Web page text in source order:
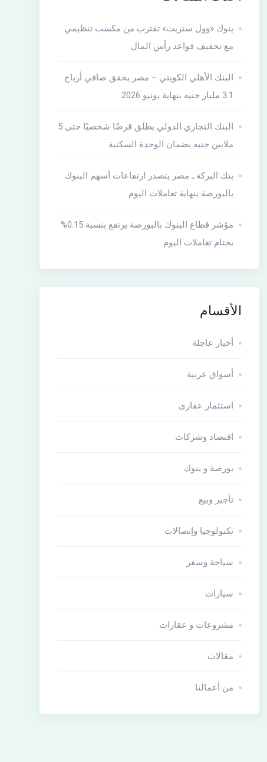
بنوك «وول ستريت» تقترب من مكسب تنظيمي
مع تخفيف قواعد رأس المال
البنك الأهلي الكويتي – مصر يحقق صافي أرباح
3.1 مليار جنيه بنهاية يونيو 2026
البنك التجاري الدولي يطلق قرضًا شخصيًا حتى 5
ملايين جنيه بضمان الوحدة السكنية
بنك البركة ـ مصر يتصدر ارتفاعات أسهم البنوك
بالبورصة بنهاية تعاملات اليوم
مؤشر قطاع البنوك بالبورصة يرتفع بنسبة 0.15%
بختام تعاملات اليوم
الأقسام
أخبار عاجلة
أسواق عربية
استثمار عقارى
اقتصاد وشركات
بورصة و بنوك
تأجير وبيع
تكنولوجيا وإتصالات
سياحة وسفر
سيارات
مشروعات و عقارات
مقالات
من أعمالنا